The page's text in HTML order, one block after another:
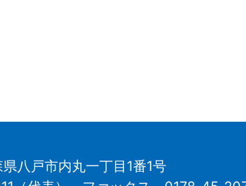
八戸市内丸一丁目1番1号